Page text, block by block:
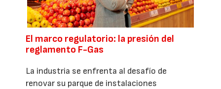
El marco regulatorio: la presión del
reglamento F-Gas
La industria se enfrenta al desafío de
renovar su parque de instalaciones